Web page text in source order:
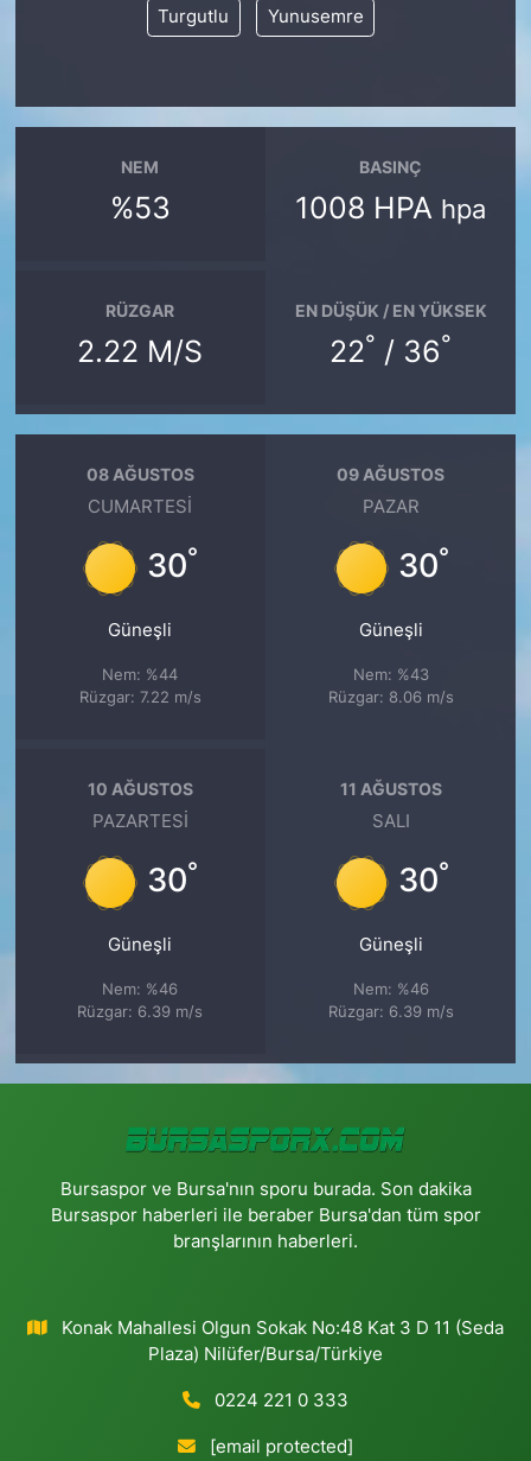
Turgutlu Yunusemre
NEM
%53
BASINÇ
1008 HPA hpa
RÜZGAR
2.22 M/S
EN DÜŞÜK / EN YÜKSEK
22° / 36°
08 AĞUSTOS
CUMARTESI
30°
Güneşli
Nem: %44
Rüzgar: 7.22 m/s
09 AĞUSTOS
PAZAR
30°
Güneşli
Nem: %43
Rüzgar: 8.06 m/s
10 AĞUSTOS
PAZARTESI
30°
Güneşli
Nem: %46
Rüzgar: 6.39 m/s
11 AĞUSTOS
SALI
30°
Güneşli
Nem: %46
Rüzgar: 6.39 m/s
Bursaspor ve Bursa'nın sporu burada. Son dakika
Bursaspor haberleri ile beraber Bursa'dan tüm spor
branşlarının haberleri.
Konak Mahallesi Olgun Sokak No:48 Kat 3 D 11 (Seda
Plaza) Nilüfer/Bursa/Türkiye
0224 221 0 333
[email protected]